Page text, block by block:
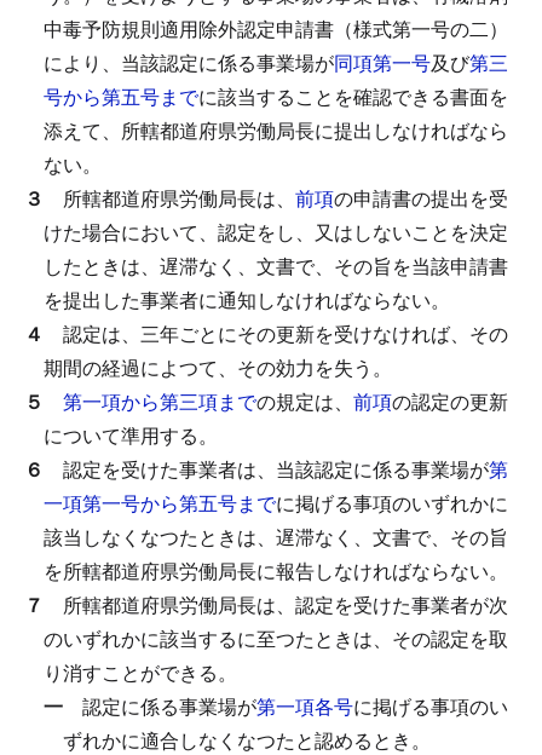
中毒予防規則適用除外認定申請書（様式第一号の二）
により、当該認定に係る事業場が同項第一号及び第三
号から第五号までに該当することを確認できる書面を
添えて、所轄都道府県労働局長に提出しなければなら
ない。
３
所轄都道府県労働局長は、 前項の申請書の提出を受
けた場合において、認定をし、又はしないことを決定
したときは、遅滞なく、文書で、その旨を当該申請書
を提出した事業者に通知しなければならない。
４
認定は、三年ごとにその更新を受けなければ、その
期間の経過によつて、その効力を失う。
５
第一項から第三項までの規定は、 前項の認定の更新
について準用する。
６
認定を受けた事業者は、当該認定に係る事業場が第
一項第一号から第五号までに掲げる事項のいずれかに
該当しなくなつたときは、遅滞なく、文書で、その旨
を所轄都道府県労働局長に報告しなければならない。
７
所轄都道府県労働局長は、認定を受けた事業者が次
のいずれかに該当するに至つたときは、その認定を取
り消すことができる。
一
認定に係る事業場が第一項各号に掲げる事項のい
ずれかに適合しなくなつたと認めるとき。